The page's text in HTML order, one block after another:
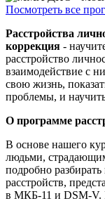
Посмотреть все
Расстройства
коррекция -
расстройство
взаимодействие с
свою жизнь,
проблемы, и научить
О программе
В основе нашего
людьми,
подробно
расстройств,
в МКБ-11 и DSM-V.